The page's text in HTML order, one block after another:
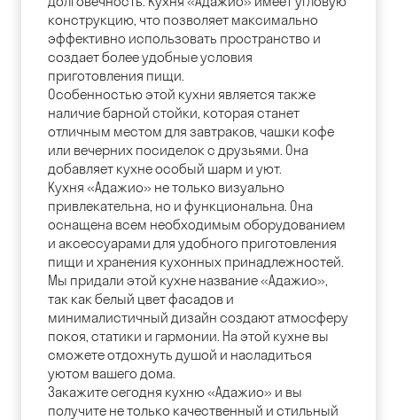
конструкцию, что позволяет максимально
эффективно использовать пространство и
создает более удобные условия
приготовления пищи.
Особенностью этой кухни является также
наличие барной стойки, которая станет
отличным местом для завтраков, чашки кофе
или вечерних посиделок с друзьями. Она
добавляет кухне особый шарм и уют.
Кухня «Адажио» не только визуально
привлекательна, но и функциональна. Она
оснащена всем необходимым оборудованием
и аксессуарами для удобного приготовления
пищи и хранения кухонных принадлежностей.
Мы придали этой кухне название «Адажио»,
так как белый цвет фасадов и
минималистичный дизайн создают атмосферу
покоя, статики и гармонии. На этой кухне вы
сможете отдохнуть душой и насладиться
уютом вашего дома.
Закажите сегодня кухню «Адажио» и вы
получите не только качественный и стильный